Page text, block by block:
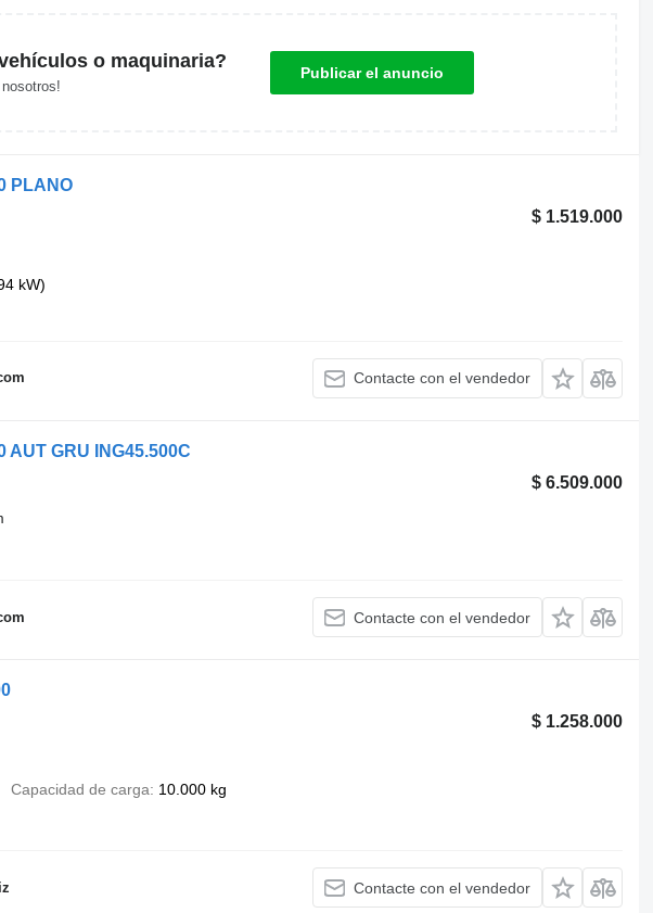
o maquinaria?
nosotros!
Publicar el anuncio
PLANO
$ 1.519.000
kW)
Contacte con el vendedor
AUT GRU ING45.500C
$ 6.509.000
Contacte con el vendedor
$ 1.258.000
Capacidad de carga 10.000 kg
Contacte con el vendedor